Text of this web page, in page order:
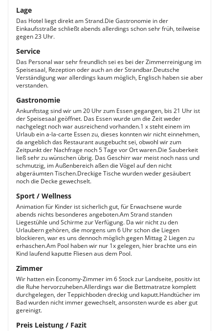
Lage
Das Hotel liegt direkt am Strand.Die Gastronomie in der
Einkaufsstraße schließt abends allerdings schon sehr früh, teilweise
gegen 23 Uhr.
Service
Das Personal war sehr freundlich sei es bei der Zimmerreinigung im
Speisesaal, Rezeption oder auch an der Strandbar.Deutsche
Verständigung war allerdings kaum möglich, Englisch haben sie aber
verstanden.
Gastronomie
Ankunftstag sind wir um 20 Uhr zum Essen gegangen, bis 21 Uhr ist
der Speisesaal geöffnet. Das Essen wurde um die Zeit weder
nachgelegt noch war ausreichend vorhanden.1 x steht einem im
Urlaub ein a-la-carte Essen zu, dieses konnten wir nicht einnehmen,
da angeblich das Restaurant ausgebucht sei, obwohl wir zum
Zeitpunkt der Nachfrage noch 5 Tage vor Ort waren.Die Sauberkeit
ließ sehr zu wünschen übrig. Das Geschirr war meist noch nass und
schmutzig, im Außenbereich aßen die Vögel auf den nicht
abgeräumten Tischen.Dreckige Tische wurden weder gesäubert
noch die Decke gewechselt.
Sport / Wellness
Animation für Kinder ist sicherlich gut, für Erwachsene wurde
abends nichts besonderes angeboten.Am Strand standen
Liegestühle und Schirme zur Verfügung. Da wir nicht zu den
Urlaubern gehören, die morgens um 6 Uhr schon die Liegen
blockieren, war es uns dennoch möglich gegen Mittag 2 Liegen zu
erhaschen.Am Pool haben wir nur 1x gelegen, hier brachte uns ein
Kind laufend kaputte Fliesen aus dem Pool.
Zimmer
Wir hatten ein Economy-Zimmer im 6 Stock zur Landseite, positiv ist
die Ruhe hervorzuheben.Allerdings war die Bettmatratze komplett
durchgelegen, der Teppichboden dreckig und kaputt.Handtücher im
Bad wurden nicht immer gewechselt, ansonsten wurde es aber gut
gereinigt.
Preis Leistung / Fazit